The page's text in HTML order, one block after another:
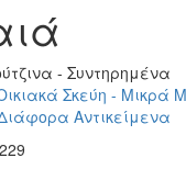
- Συντηρημένα
Σκεύη - Μικρά
Αντικείμενα